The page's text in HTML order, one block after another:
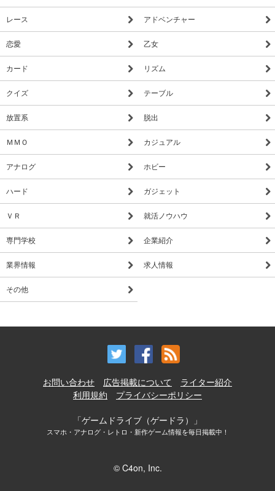
レース アドベンチャー
恋愛 乙女
カード リズム
クイズ テーブル
放置系 脱出
ＭＭＯ カジュアル
アナログ ホビー
ハード ガジェット
ＶＲ 就活ノウハウ
専門学校 企業紹介
業界情報 求人情報
その他
お問い合わせ 広告掲載について
ライター紹介
利用規約
プライバシーポリシー
「ゲームドライブ（ゲードラ）」
スマホ・アナログ・レトロ・新作ゲーム情報を毎日掲載中！
© C4on, Inc.